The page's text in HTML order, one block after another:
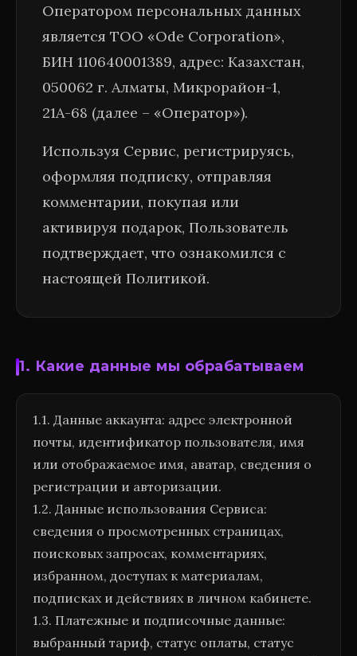
Оператором персональных данных
является ТОО «Ode Corporation»,
БИН 110640001389, адрес: Казахстан,
050062 г. Алматы, Микрорайон-1,
21А-68 (далее – «Оператор»).
Используя Сервис, регистрируясь,
оформляя подписку, отправляя
комментарии, покупая или
активируя подарок, Пользователь
подтверждает, что ознакомился с
настоящей Политикой.
1. Какие данные мы обрабатываем
1.1. Данные аккаунта: адрес электронной
почты, идентификатор пользователя, имя
или отображаемое имя, аватар, сведения о
регистрации и авторизации.
1.2. Данные использования Сервиса:
сведения о просмотренных страницах,
поисковых запросах, комментариях,
избранном, доступах к материалам,
подписках и действиях в личном кабинете.
1.3. Платежные и подписочные данные:
выбранный тариф, статус оплаты, статус